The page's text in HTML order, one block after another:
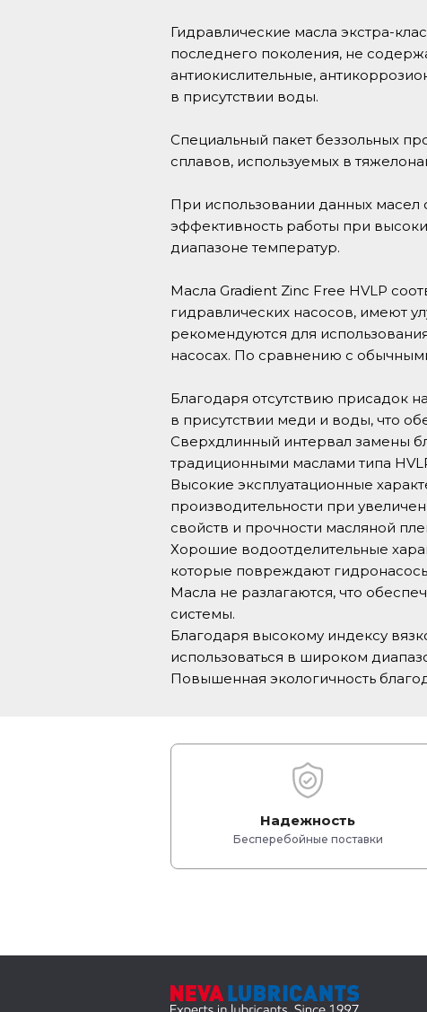
Гидравлические масла экстра-
последнего поколения, не
антиокислительные,
в присутствии воды.
Специальный пакет беззольных
сплавов, используемых в
При использовании данных масел
эффективность работы при
диапазоне температур.
Масла Gradient Zinc Free HVLP
гидравлических насосов, имеют
рекомендуются для
насосах. По сравнению с
Благодаря отсутствию присадок
в присутствии меди и воды, что
Сверхдлинный интервал замены
традиционными маслами типа
Высокие эксплуатационные
производительности при
свойств и прочности масляной
Хорошие водоотделительные
которые повреждают
Масла не разлагаются, что
системы.
Благодаря высокому индексу
использоваться в широком
Повышенная экологичность
Надежность
Бесперебойные поставки